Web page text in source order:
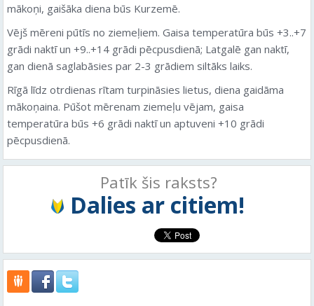
mākoņi, gaišāka diena būs Kurzemē.
Vējš mēreni pūtīs no ziemeļiem. Gaisa temperatūra būs +3..+7
grādi naktī un +9..+14 grādi pēcpusdienā; Latgalē gan naktī,
gan dienā saglabāsies par 2-3 grādiem siltāks laiks.
Rīgā līdz otrdienas rītam turpināsies lietus, diena gaidāma
mākoņaina. Pūšot mērenam ziemeļu vējam, gaisa
temperatūra būs +6 grādi naktī un aptuveni +10 grādi
pēcpusdienā.
Patīk šis raksts?
Dalies ar citiem!